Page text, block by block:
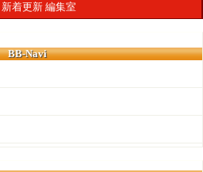
新着更新 編集室
BB-Navi